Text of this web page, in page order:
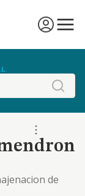
de
sobre estos